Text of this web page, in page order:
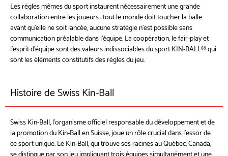
Les règles mêmes du sport instaurent nécessairement une grande
collaboration entre les joueurs : tout le monde doit toucher la balle
avant qu’elle ne soit lancée, aucune stratégie n’est possible sans
communication préalable dans l’équipe. La coopération, le fair-play et
l’esprit d’équipe sont des valeurs indissociables du sport KIN-BALL® qui
sont les éléments constitutifs des règles du jeu.
Histoire de Swiss Kin-Ball
Swiss Kin-Ball, l'organisme officiel responsable du développement et de
la promotion du Kin-Ball en Suisse, joue un rôle crucial dans l'essor de
ce sport unique. Le Kin-Ball, qui trouve ses racines au Québec, Canada,